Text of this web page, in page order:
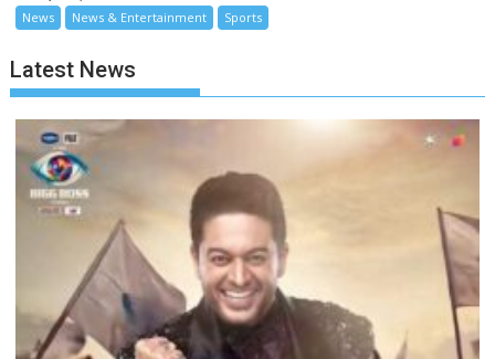
News News & Entertainment Sports
Latest News